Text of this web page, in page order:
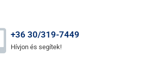
+36 30/319-7449
Hívjon és segítek!